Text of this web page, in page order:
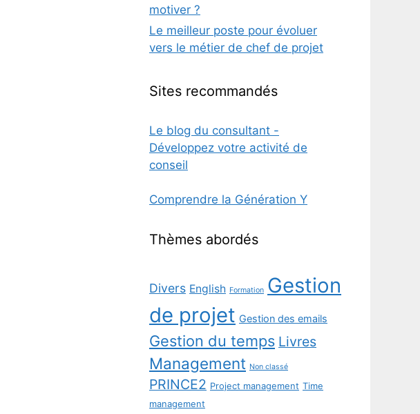
motiver ?
Le meilleur poste pour évoluer
vers le métier de chef de projet
Sites recommandés
Le blog du consultant -
Développez votre activité de
conseil
Comprendre la Génération Y
Thèmes abordés
Divers English Formation Gestion
de projet Gestion des emails
Gestion du temps Livres
Management Non classé
PRINCE2 Project management Time
management